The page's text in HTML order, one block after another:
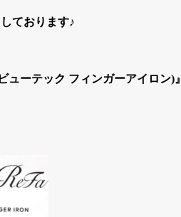
ております♪
ューテック フィンガーアイロン)』